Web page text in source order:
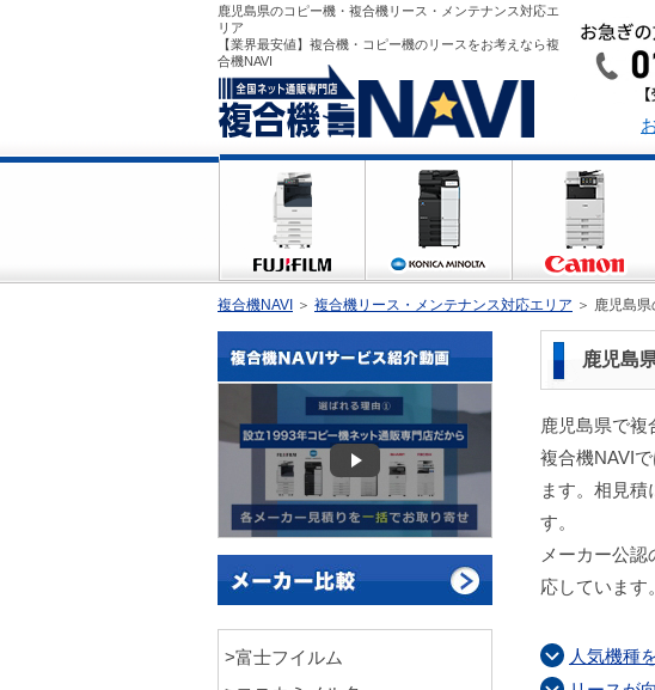
鹿児島県のコピー機・複合機リース・メンテナンス対応エ
リア
【業界最安値】複合機・コピー機のリースをお考えなら複
合機NAVI
複合機NAVI ＞ 複合機リース・メンテナンス対応エリア ＞ 鹿児島
鹿児島
鹿児島県で複
複合機NAVI
ます。相見
す。
メーカー公
応しています
人気機種
>富士フイルム